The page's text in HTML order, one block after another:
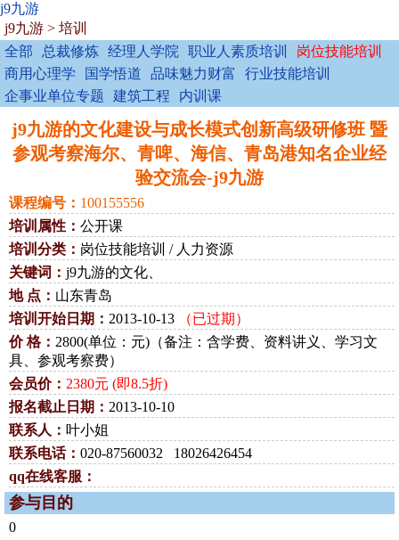
j9九游
j9九游 > 培训
全部
总裁修炼 经理人学院 职业人素质培训
岗位技能培训
商用心理学
国学悟道 品味魅力财富
行业技能培训
企事业单位专题
建筑工程 内训课
j9九游的文化建设与成长模式创新高级研修班 暨
参观考察海尔、青啤、海信、青岛港知名企业经
验交流会-j9九游
课程编号： 100155556
培训属性： 公开课
培训分类： 岗位技能培训 / 人力资源
关键词： j9九游的文化、
地 点： 山东青岛
培训开始日期： 2013-10-13
（已过期）
价 格： 2800(单位：元)（备注：含学费、资料讲义、学习文
具、参观考察费）
会员价： 2380元 (即8.5折)
报名截止日期： 2013-10-10
联系人： 叶小姐
联系电话： 020-87560032 18026426454
qq在线客服：
参与目的
0